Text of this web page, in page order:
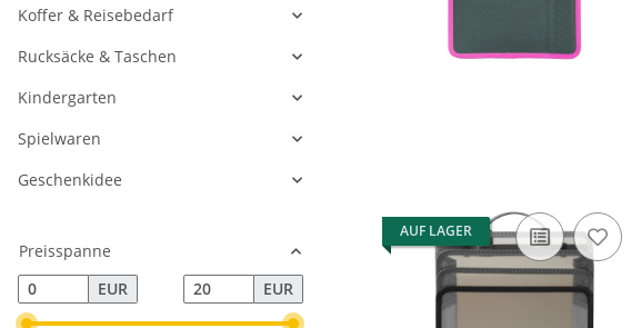
AUF LAGER
Koffer & Reisebedarf
Rucksäcke & Taschen
Kindergarten
Spielwaren
Geschenkidee
Preisspanne
EUR
EUR